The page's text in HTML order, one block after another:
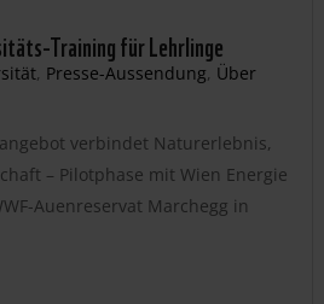
Training für Lehrlinge
, Presse-Aussendung, Über
verbindet Naturerlebnis,
– Pilotphase mit Wien Energie
Auenreservat Marchegg in